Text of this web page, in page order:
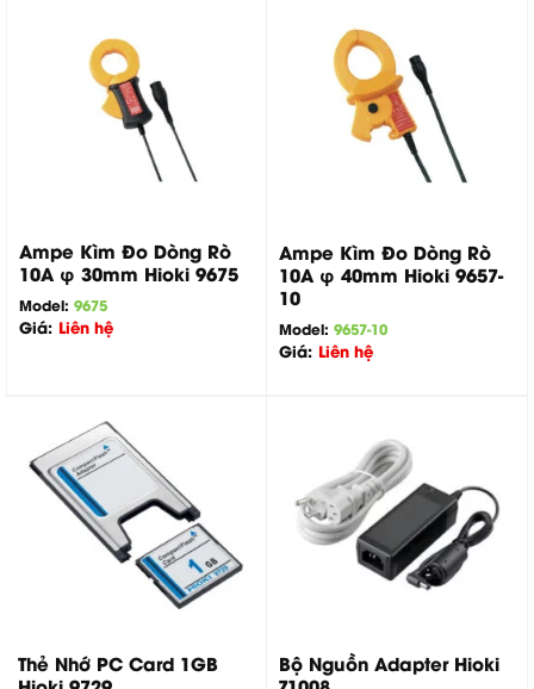
Ampe Kìm Đo Dòng Rò
10A φ 30mm Hioki 9675
Model: 9675
Giá: Liên hệ
Ampe Kìm Đo Dòng Rò
10A φ 40mm Hioki 9657-
10
Model: 9657-10
Giá: Liên hệ
Thẻ Nhớ PC Card 1GB
Bộ Nguồn Adapter Hioki